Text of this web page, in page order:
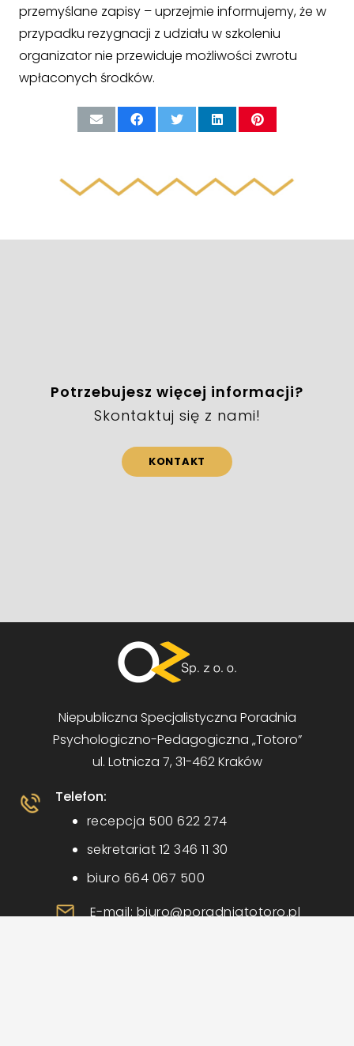
przemyślane zapisy – uprzejmie informujemy, że w
przypadku rezygnacji z udziału w szkoleniu
organizator nie przewiduje możliwości zwrotu
wpłaconych środków.
Potrzebujesz więcej informacji?
Skontaktuj się z nami!
KONTAKT
Niepubliczna Specjalistyczna Poradnia
Psychologiczno-Pedagogiczna „Totoro”
ul. Lotnicza 7, 31-462 Kraków
Telefon:
recepcja 500 622 274
sekretariat 12 346 11 30
biuro 664 067 500
E-mail: biuro@poradniatotoro.pl